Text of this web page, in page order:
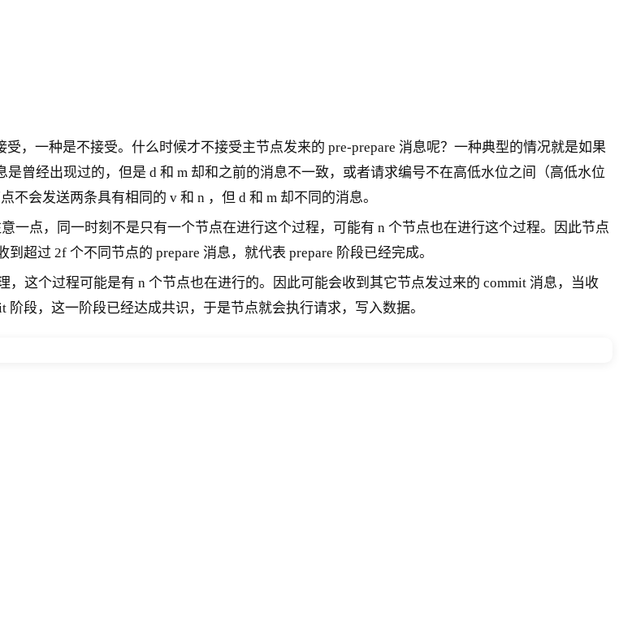
，一种是不接受。什么时候才不接受主节点发来的 pre-prepare 消息呢？一种典型的情况就是如果
曾经出现过的，但是 d 和 m 却和之前的消息不一致，或者请求编号不在高低水位之间（高低水位
会发送两条具有相同的 v 和 n ，但 d 和 m 却不同的消息。
一点，同一时刻不是只有一个节点在进行这个过程，可能有 n 个节点也在进行这个过程。因此节点
超过 2f 个不同节点的 prepare 消息，就代表 prepare 阶段已经完成。
这个过程可能是有 n 个节点也在进行的。因此可能会收到其它节点发过来的 commit 消息，当收
段，这一阶段已经达成共识，于是节点就会执行请求，写入数据。